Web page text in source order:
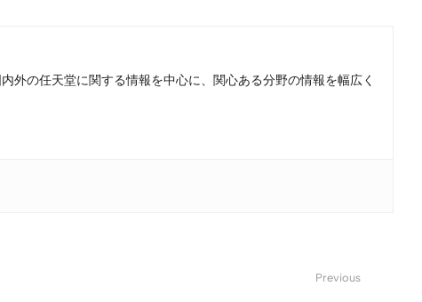
外の任天堂に関する情報を中心に、関心ある分野の情報を幅広く
Previous